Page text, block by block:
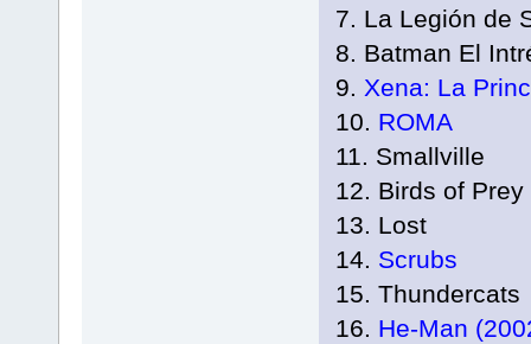
7. La Legión de
8. Batman El
9. Xena: La
10. ROMA
11. Smallville
12. Birds of Prey
13. Lost
14. Scrubs
15. Thundercats
16. He-Man